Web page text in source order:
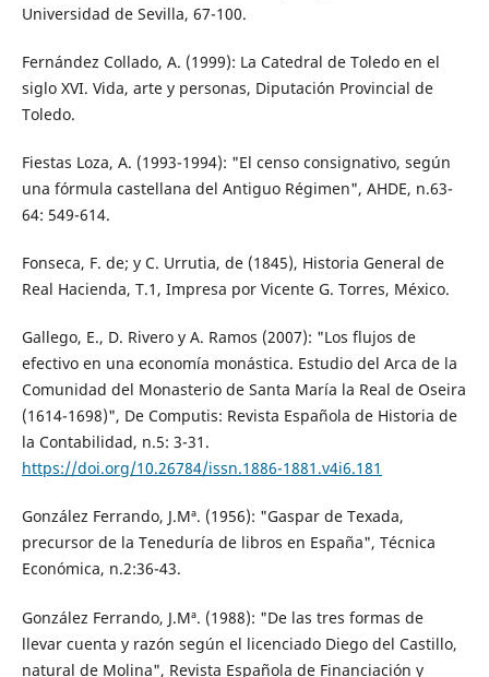
Universidad de Sevilla, 67-100.
Fernández Collado, A. (1999): La Catedral de Toledo en el
siglo XVI. Vida, arte y personas, Diputación Provincial de
Toledo.
Fiestas Loza, A. (1993-1994): "El censo consignativo, según
una fórmula castellana del Antiguo Régimen", AHDE, n.63-
64: 549-614.
Fonseca, F. de; y C. Urrutia, de (1845), Historia General de
Real Hacienda, T.1, Impresa por Vicente G. Torres, México.
Gallego, E., D. Rivero y A. Ramos (2007): "Los flujos de
efectivo en una economía monástica. Estudio del Arca de la
Comunidad del Monasterio de Santa María la Real de Oseira
(1614-1698)", De Computis: Revista Española de Historia de
la Contabilidad, n.5: 3-31.
https://doi.org/10.26784/issn.1886-1881.v4i6.181
González Ferrando, J.Mª. (1956): "Gaspar de Texada,
precursor de la Teneduría de libros en España", Técnica
Económica, n.2:36-43.
González Ferrando, J.Mª. (1988): "De las tres formas de
llevar cuenta y razón según el licenciado Diego del Castillo,
natural de Molina", Revista Española de Financiación y